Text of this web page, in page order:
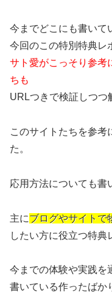
今までどこにも書いて
今回のこの特別特典レ
サト愛がこっそり参考
ちも
URLつきで検証しつつ
このサイトたちを参考
た。
応用方法についても書
主にブログやサイトで
したい方に役立つ特典
今までの体験や実践を
書いている作ったばか